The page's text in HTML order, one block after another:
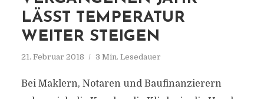
LÄSST TEMPERATUR
WEITER STEIGEN
21. Februar 2018 3 Min. Lesedauer
Bei Maklern, Notaren und Baufinanzierern